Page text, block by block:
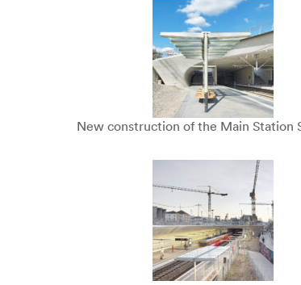
New construction of the Main Station